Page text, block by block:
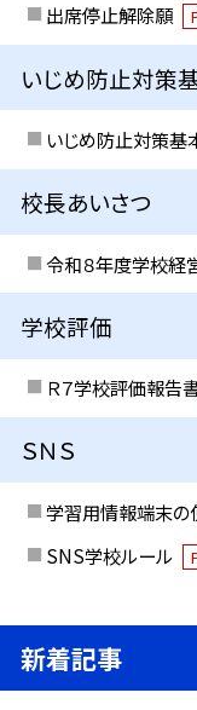
出席停止解除願
いじめ防止対策
いじめ防止対策基
校長あいさつ
令和８年度学校経
学校評価
Ｒ７学校評価報告
ＳＮＳ
学習用情報端末の
SNS学校ルール
新着記事